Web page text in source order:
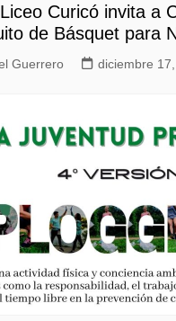
Curicó invita a
de Básquet para
Guerrero diciembre